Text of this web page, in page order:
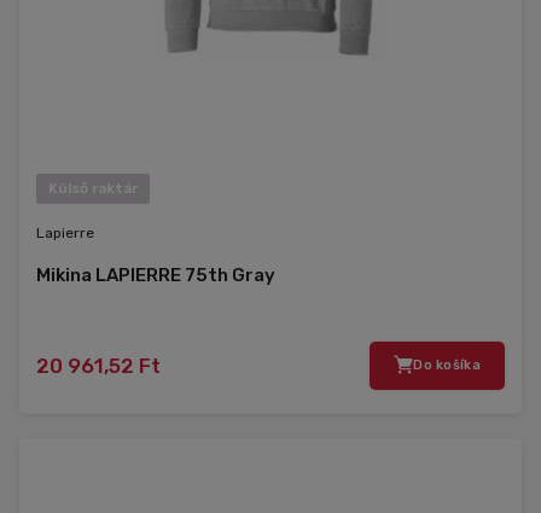
Külső raktár
Lapierre
Mikina LAPIERRE 75th Gray
20 961,52 Ft Do košíka